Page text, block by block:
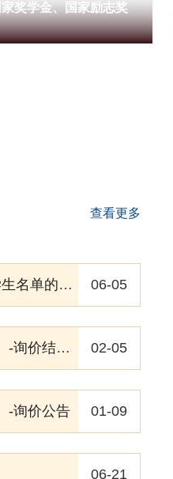
奖学金、国家励志奖
查看更多
关于2025-2026学年第二学期二次调整国家助学金调增调减学生名单的公示 06-05
洛阳职业技术学院中原学者工作站一期建设项目（监理部分） -询价结果公告 02-05
-询价公告 01-09
06-21